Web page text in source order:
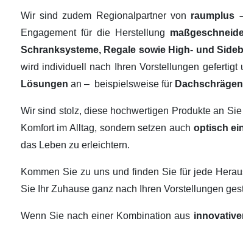
Wir sind zudem Regionalpartner von raumplus
Engagement für die Herstellung
Schranksysteme, Regale sowie High- und
wird individuell nach Ihren Vorstellungen
Lösungen an – beispielsweise für
Wir sind stolz, diese hochwertigen Produkte an
Komfort im Alltag, sondern setzen auch optisch
das Leben zu erleichtern.
Kommen Sie zu uns und finden Sie für jede
Sie Ihr Zuhause ganz nach Ihren Vorstellungen
Wenn Sie nach einer Kombination aus